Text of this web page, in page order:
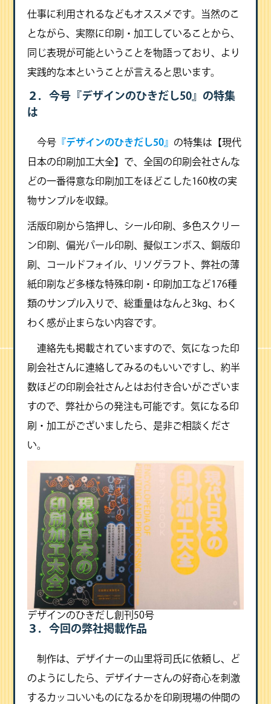
仕事に利用されるなどもオススメです。当然のこ
とながら、実際に印刷・加工していることから、
同じ表現が可能ということを物語っており、より
実践的な本ということが言えると思います。
２．今号『デザインのひきだし50』の特集
は
今号 『デザインのひきだし50』 の特集は【現代
日本の印刷加工大全】で、全国の印刷会社さんな
どの一番得意な印刷加工をほどこした160枚の実
物サンプルを収録。
活版印刷から箔押し、シール印刷、多色スクリー
ン印刷、偏光パール印刷、擬似エンボス、銅版印
刷、コールドフォイル、リソグラフト、弊社の薄
紙印刷など多様な特殊印刷・印刷加工など176種
類のサンプル入りで、総重量はなんと3kg、わく
わく感が止まらない内容です。
連絡先も掲載されていますので、気になった印
刷会社さんに連絡してみるのもいいですし、約半
数ほどの印刷会社さんとはお付き合いがございま
すので、弊社からの発注も可能です。気になる印
刷・加工がございましたら、是非ご相談くださ
い。
デザインのひきだし創刊50号
３．今回の弊社掲載作品
制作は、デザイナーの山里将司氏に依頼し、ど
のようにしたら、デザイナーさんの好奇心を刺激
するカッコいいものになるかを印刷現場の仲間の